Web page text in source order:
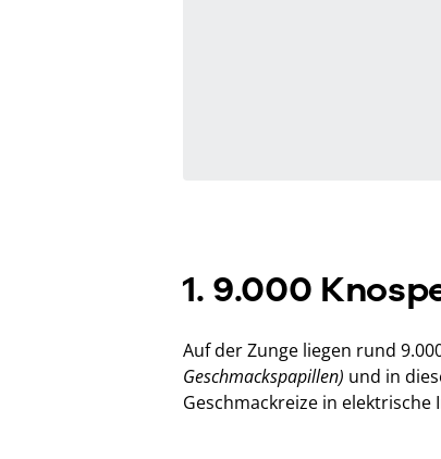
1. 9.000
Auf der Zunge liegen rund
Geschmackspapillen) und in
Geschmackreize in